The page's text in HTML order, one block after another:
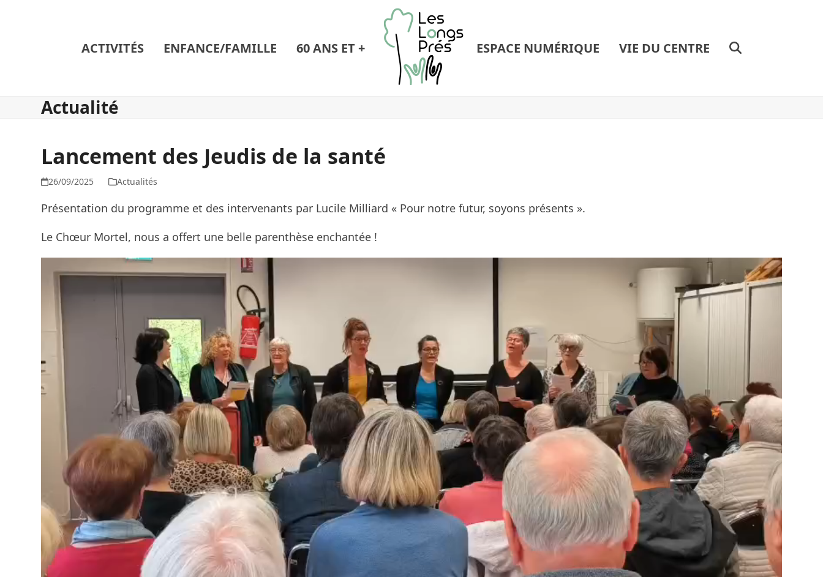
ACTIVITÉS ENFANCE/FAMILLE 60 ANS ET + ESPACE NUMÉRIQUE VIE DU CENTRE
Actualité
Lancement des Jeudis de la santé
26/09/2025 Actualités
Présentation du programme et des intervenants par Lucile Milliard « Pour notre futur, soyons présents ».
Le Chœur Mortel, nous a offert une belle parenthèse enchantée !